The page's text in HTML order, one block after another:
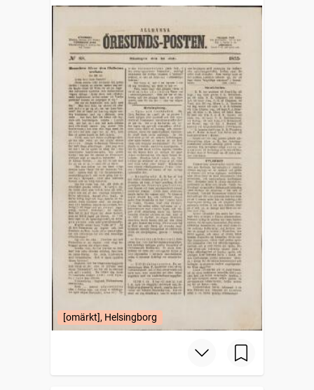
[omärkt], Helsingborg